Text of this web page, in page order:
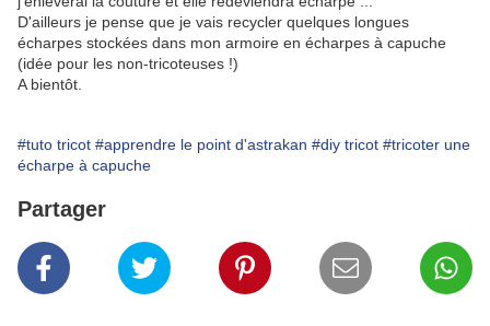
D'ailleurs je pense que je vais recycler quelques longues
écharpes stockées dans mon armoire en écharpes à capuche
(idée pour les non-tricoteuses !)
A bientôt.
#tuto tricot #apprendre le point d'astrakan #diy tricot #tricoter une
écharpe à capuche
Partager